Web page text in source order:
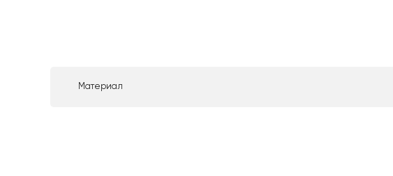
Материал